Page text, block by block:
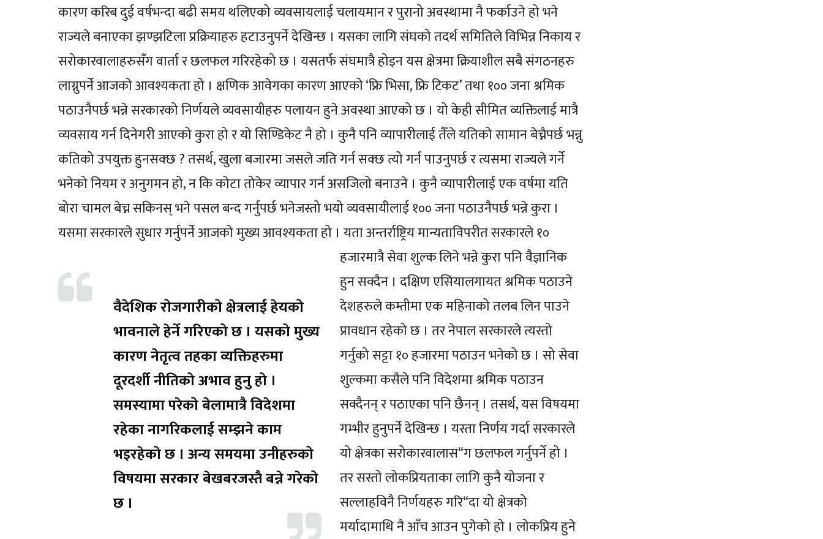
कारण करिब दुई वर्षभन्दा बढी समय थलिएको व्यवसायलाई चलायमान र पुरानो अवस्थामा नै फर्काउने हो भने
राज्यले बनाएका झण्झटिला प्रक्रियाहरु हटाउनुपर्ने देखिन्छ । यसका लागि संघको तदर्थ समितिले विभिन्न निकाय र
सरोकारवालाहरुसँग वार्ता र छलफल गरिरहेको छ । यसतर्फ संघमात्रै होइन यस क्षेत्रमा क्रियाशील सबै संगठनहरु
लाग्नुपर्ने आजको आवश्यकता हो । क्षणिक आवेगका कारण आएको ‘फ्रि भिसा, फ्रि टिकट’ तथा १०० जना श्रमिक
पठाउनैपर्छ भन्ने सरकारको निर्णयले व्यवसायीहरु पलायन हुने अवस्था आएको छ । यो केही सीमित व्यक्तिलाई मात्रै
व्यवसाय गर्न दिनेगरी आएको कुरा हो र यो सिण्डिकेट नै हो । कुनै पनि व्यापारीलाई तैँले यतिको सामान बेच्नैपर्छ भन्नु
कतिको उपयुक्त हुनसक्छ ? तसर्थ, खुला बजारमा जसले जति गर्न सक्छ त्यो गर्न पाउनुपर्छ र त्यसमा राज्यले गर्ने
भनेको नियम र अनुगमन हो, न कि कोटा तोकेर व्यापार गर्न असजिलो बनाउने । कुनै व्यापारीलाई एक वर्षमा यति
बोरा चामल बेच्न सकिनस् भने पसल बन्द गर्नुपर्छ भनेजस्तो भयो व्यवसायीलाई १०० जना पठाउनैपर्छ भन्ने कुरा ।
यसमा सरकारले सुधार गर्नुपर्ने आजको मुख्य आवश्यकता हो ।
वैदेशिक रोजगारीको क्षेत्रलाई हेयको
भावनाले हेर्ने गरिएको छ । यसको मुख्य
कारण नेतृत्व तहका व्यक्तिहरुमा
दूरदर्शी नीतिको अभाव हुनु हो ।
समस्यामा परेको बेलामात्रै विदेशमा
रहेका नागरिकलाई सम्झने काम
भइरहेको छ । अन्य समयमा उनीहरुको
विषयमा सरकार बेखबरजस्तै बन्ने गरेको
छ ।
यता अन्तर्राष्ट्रिय मान्यताविपरीत सरकारले १०
हजारमात्रै सेवा शुल्क लिने भन्ने कुरा पनि वैज्ञानिक
हुन सक्दैन । दक्षिण एसियालगायत श्रमिक पठाउने
देशहरुले कम्तीमा एक महिनाको तलब लिन पाउने
प्रावधान रहेको छ । तर नेपाल सरकारले त्यस्तो
गर्नुको सट्टा १० हजारमा पठाउन भनेको छ । सो सेवा
शुल्कमा कसैले पनि विदेशमा श्रमिक पठाउन
सक्दैनन् र पठाएका पनि छैनन् । तसर्थ, यस विषयमा
गम्भीर हुनुपर्ने देखिन्छ । यस्ता निर्णय गर्दा सरकारले
यो क्षेत्रका सरोकारवालास“ग छलफल गर्नुपर्ने हो ।
तर सस्तो लोकप्रियताका लागि कुनै योजना र
सल्लाहविनै निर्णयहरु गरि“दा यो क्षेत्रको
मर्यादामाथि नै आँच आउन पुगेको हो । लोकप्रिय हुने